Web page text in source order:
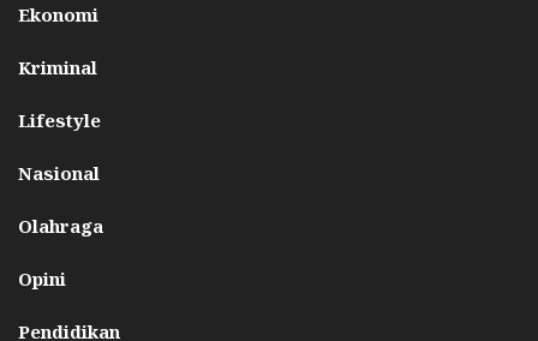
Ekonomi
Kriminal
Lifestyle
Nasional
Olahraga
Opini
Pendidikan